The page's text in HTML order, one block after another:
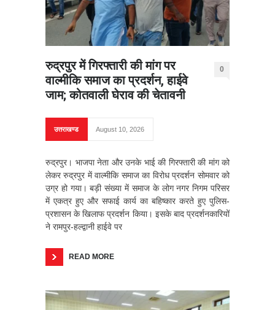
रुद्रपुर में गिरफ्तारी की मांग पर
वाल्मीकि समाज का प्रदर्शन, हाईवे
जाम; कोतवाली घेराव की चेतावनी
0
उत्तराखण्ड August 10, 2026
रुद्रपुर। भाजपा नेता और उनके भाई की गिरफ्तारी की मांग को
लेकर रुद्रपुर में वाल्मीकि समाज का विरोध प्रदर्शन सोमवार को
उग्र हो गया। बड़ी संख्या में समाज के लोग नगर निगम परिसर
में एकत्र हुए और सफाई कार्य का बहिष्कार करते हुए पुलिस-
प्रशासन के खिलाफ प्रदर्शन किया। इसके बाद प्रदर्शनकारियों
ने रामपुर-हल्द्वानी हाईवे पर
READ MORE